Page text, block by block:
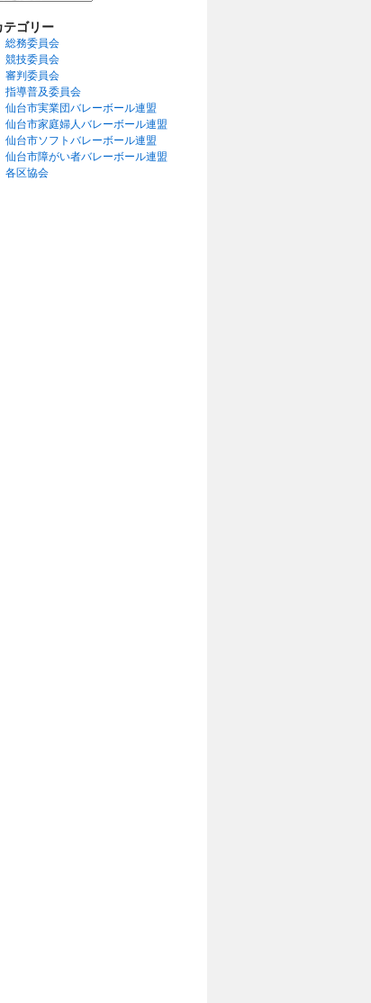
テゴリー
総務委員会
競技委員会
審判委員会
指導普及委員会
仙台市実業団バレーボール連盟
仙台市家庭婦人バレーボール連盟
仙台市ソフトバレーボール連盟
仙台市障がい者バレーボール連盟
各区協会